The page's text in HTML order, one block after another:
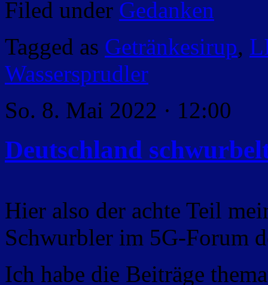
Filed under Gedanken
Tagged as Getränkesirup,
Wassersprudler
So. 8. Mai 2022 · 12:00
Deutschland
Hier also der achte Teil
Schwurbler im 5G-Forum
Ich habe die Beiträge